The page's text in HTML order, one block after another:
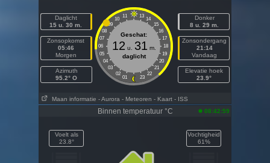
Daglicht
15 u. 30 m.
Zonsopkomst
05:46
Morgen
Azimuth
95.2° O
11 13
10
14
09
15
08
16
07
17
06
18
05
19
04
20
03
21
02
22
01 23
Geschat:
12 u. 31 m.
daglicht
Donker
8 u. 29 m.
Zonsondergang
21:14
Vandaag
Elevatie hoek
23.9°
Maan informatie - Aurora - Meteoren - Kaart - ISS
Binnen temperatuur °C 08:42:59
Voelt als
23.8°
Vochtigheid
61%